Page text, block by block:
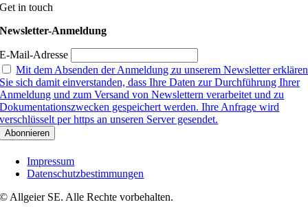
Get in touch
Newsletter-Anmeldung
E-Mail-Adresse
Mit dem Absenden der Anmeldung zu unserem Newsletter erklären
Sie sich damit einverstanden, dass Ihre Daten zur Durchführung Ihrer
Anmeldung und zum Versand von Newslettern verarbeitet und zu
Dokumentationszwecken gespeichert werden. Ihre Anfrage wird
verschlüsselt per https an unseren Server gesendet.
Impressum
Datenschutzbestimmungen
© Allgeier SE. Alle Rechte vorbehalten.